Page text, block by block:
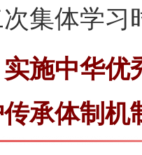
集体学习
中华优秀
承体制机